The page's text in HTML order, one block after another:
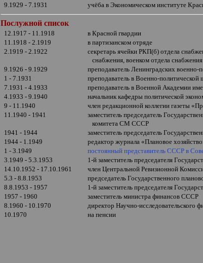
9.1929 - 7.1931
учёба в Экономическом институте
Послужной список
12.1917 - 11.1918
в Красной гвардии
11.1918 - 2.1919
в партизанском отряде
2.1919 - 2.1922
секретарь ячейки РКП(б) отдела
снабжения, военком отдела
9.1926 - 9.1929
преподаватель Ленинградских военно-
1 - 7.1931
преподаватель в Военно-
7.1931 - 4.1933
преподаватель в Военной Академии
4.1933 - 9.1940
начальник кафедры политической
9 - 11.1940
член редакционной коллегии газеты«
11.1940 - 1941
заместитель председатель
комитета СМ СССР
1941 - 1944
заместитель председатель
1944 - 1.1949
редактор журнала«Плановое хозяйство
1 - 3.1949
постоянный представитель СССР в
3.1949 - 5.3.1953
1-й заместитель председателя
14.10.1952 - 17.10.1961
член Центральной Ревизионной
5.3 - 8.8.1953
председатель Государственного
8.8.1953 - 1957
1-й заместитель председателя
1957 - 1960
заместитель министра финансов СССР
8.1960 - 10.1970
директор Научно-исследовательского
10.1970
на пенсии